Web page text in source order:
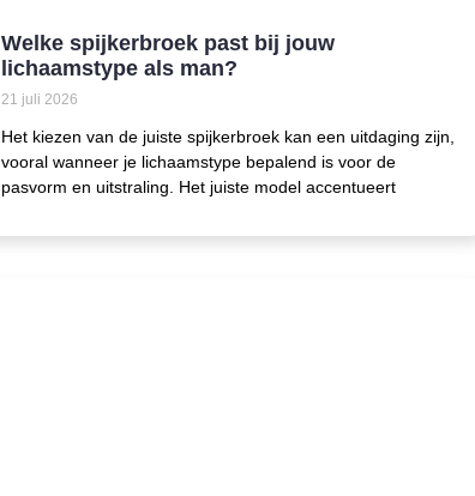
Welke spijkerbroek past bij jouw
lichaamstype als man?
21 juli 2026
Het kiezen van de juiste spijkerbroek kan een uitdaging zijn,
vooral wanneer je lichaamstype bepalend is voor de
pasvorm en uitstraling. Het juiste model accentueert